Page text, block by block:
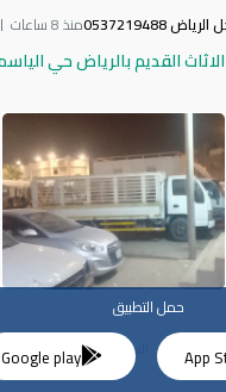
0537219488 منذ 8 ساعات
السعر 100
$
حمل التطبيق
App
Google play